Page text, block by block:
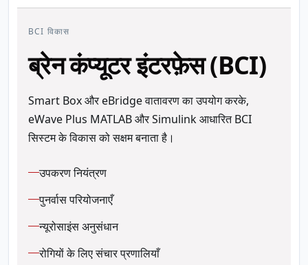
BCI विकास
ब्रेन कंप्यूटर इंटरफ़ेस (BCI)
Smart Box और eBridge वातावरण का उपयोग करके,
eWave Plus MATLAB और Simulink आधारित BCI
सिस्टम के विकास को सक्षम बनाता है।
उपकरण नियंत्रण
पुनर्वास परियोजनाएँ
न्यूरोसाइंस अनुसंधान
रोगियों के लिए संचार प्रणालियाँ